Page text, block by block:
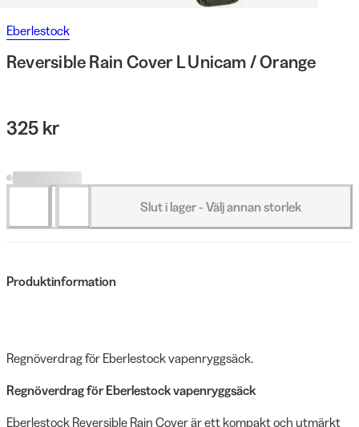
Eberlestock
Reversible Rain Cover L Unicam / Orange
325 kr
Slut i lager - Välj annan storlek
Produktinformation
Regnöverdrag för Eberlestock vapenryggsäck.
Regnöverdrag för Eberlestock vapenryggsäck
Eberlestock Reversible Rain Cover är ett kompakt och utmärkt